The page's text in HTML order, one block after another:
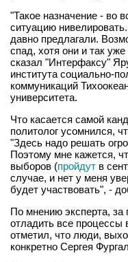
"Такое назначение - во
ситуацию
давно предлагали.
спад, хотя они и так
сказал "Интерфаксу"
института социально-
коммуникаций
университета.
Что касается самой
политолог усомнился,
"Здесь надо решать
Поэтому мне кажется,
выборов (пройдут в
случае, и нет у меня
будет участвовать", -
По мнению эксперта, за
отладить все процессы
отметил, что люди,
конкретно Сергея